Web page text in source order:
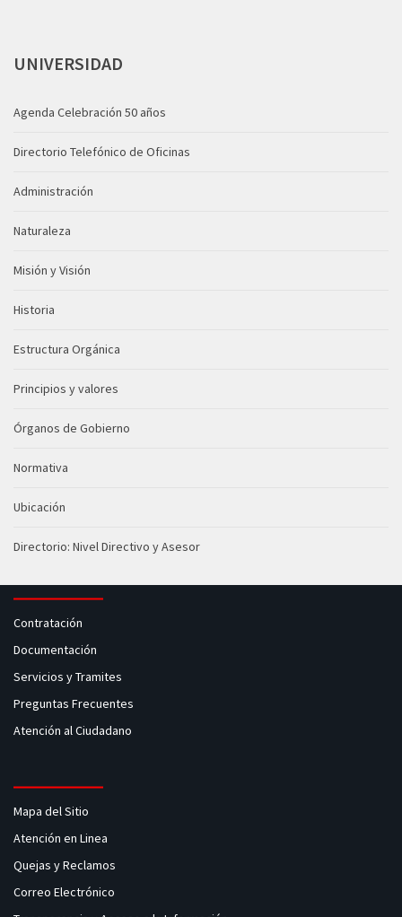
UNIVERSIDAD
Agenda Celebración 50 años
Directorio Telefónico de Oficinas
Administración
Naturaleza
Misión y Visión
Historia
Estructura Orgánica
Principios y valores
Órganos de Gobierno
Normativa
Ubicación
Directorio: Nivel Directivo y Asesor
Contratación
Documentación
Servicios y Tramites
Preguntas Frecuentes
Atención al Ciudadano
Mapa del Sitio
Atención en Linea
Quejas y Reclamos
Correo Electrónico